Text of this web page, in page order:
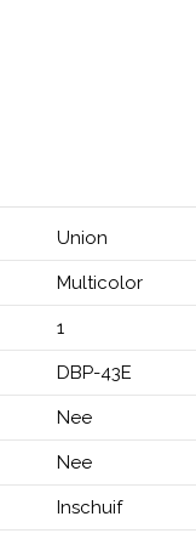
Union
Multicolor
1
DBP-43E
Nee
Nee
Inschuif